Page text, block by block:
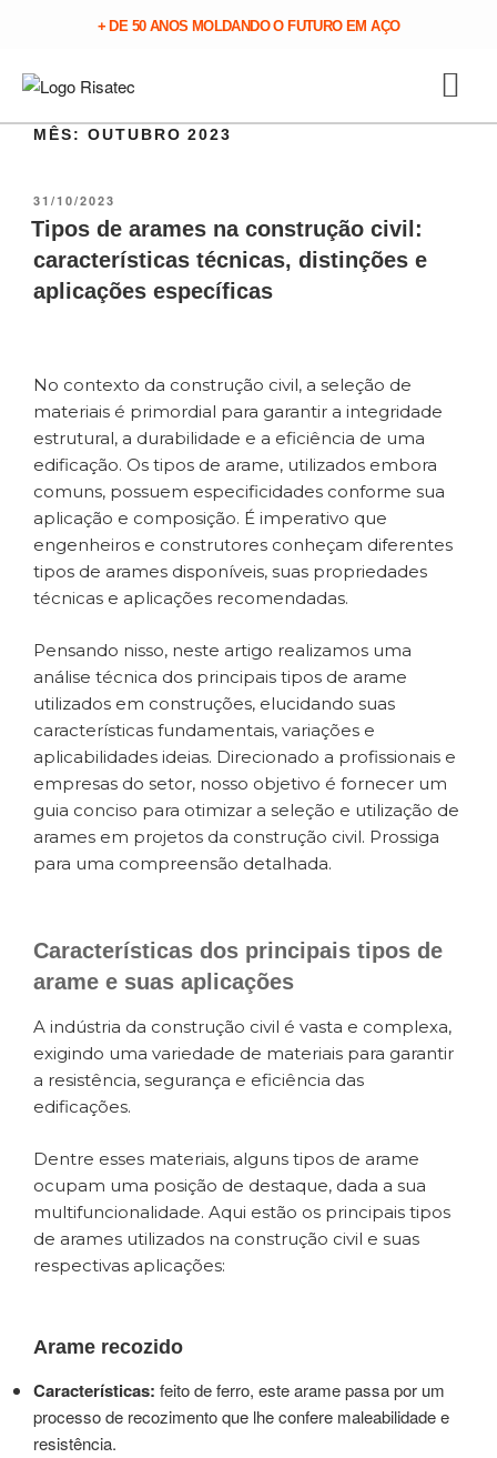
+ DE 50 ANOS MOLDANDO O FUTURO EM AÇO
MÊS: OUTUBRO 2023
31/10/2023
Tipos de arames na construção civil:
características técnicas, distinções e
aplicações específicas
No contexto da construção civil, a seleção de
materiais é primordial para garantir a integridade
estrutural, a durabilidade e a eficiência de uma
edificação. Os tipos de arame, utilizados embora
comuns, possuem especificidades conforme sua
aplicação e composição. É imperativo que
engenheiros e construtores conheçam diferentes
tipos de arames disponíveis, suas propriedades
técnicas e aplicações recomendadas.
Pensando nisso, neste artigo realizamos uma
análise técnica dos principais tipos de arame
utilizados em construções, elucidando suas
características fundamentais, variações e
aplicabilidades ideias. Direcionado a profissionais e
empresas do setor, nosso objetivo é fornecer um
guia conciso para otimizar a seleção e utilização de
arames em projetos da construção civil. Prossiga
para uma compreensão detalhada.
Características dos principais tipos de
arame e suas aplicações
A indústria da construção civil é vasta e complexa,
exigindo uma variedade de materiais para garantir
a resistência, segurança e eficiência das
edificações.
Dentre esses materiais, alguns tipos de arame
ocupam uma posição de destaque, dada a sua
multifuncionalidade. Aqui estão os principais tipos
de arames utilizados na construção civil e suas
respectivas aplicações:
Arame recozido
Características: feito de ferro, este arame passa por um
processo de recozimento que lhe confere maleabilidade e
resistência.